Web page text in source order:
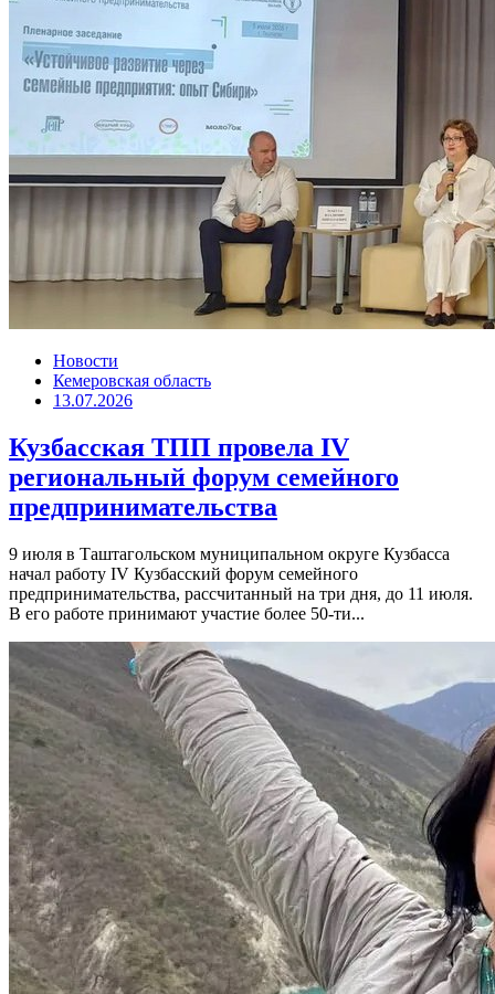
Новости
Кемеровская область
13.07.2026
Кузбасская ТПП провела IV
региональный форум семейного
предпринимательства
9 июля в Таштагольском муниципальном округе Кузбасса
начал работу IV Кузбасский форум семейного
предпринимательства, рассчитанный на три дня, до 11 июля.
В его работе принимают участие более 50-ти...